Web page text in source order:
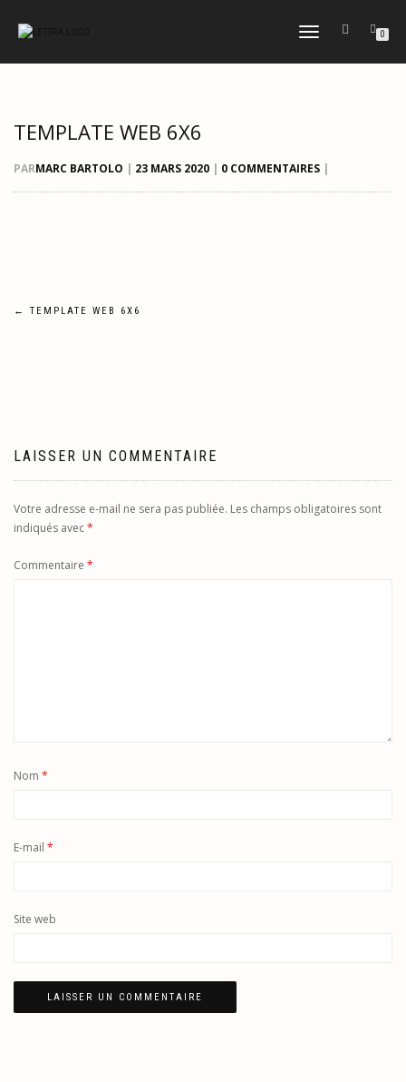
DÉPLIER
NAVIGATION
0
TEMPLATE WEB 6X6
PARMARC BARTOLO | 23 MARS 2020 | 0 COMMENTAIRES |
Navigation
← TEMPLATE WEB 6X6
LAISSER UN COMMENTAIRE
Votre adresse e-mail ne sera pas publiée. Les champs obligatoires sont
indiqués avec*
Commentaire *
Nom *
E-mail *
Site web